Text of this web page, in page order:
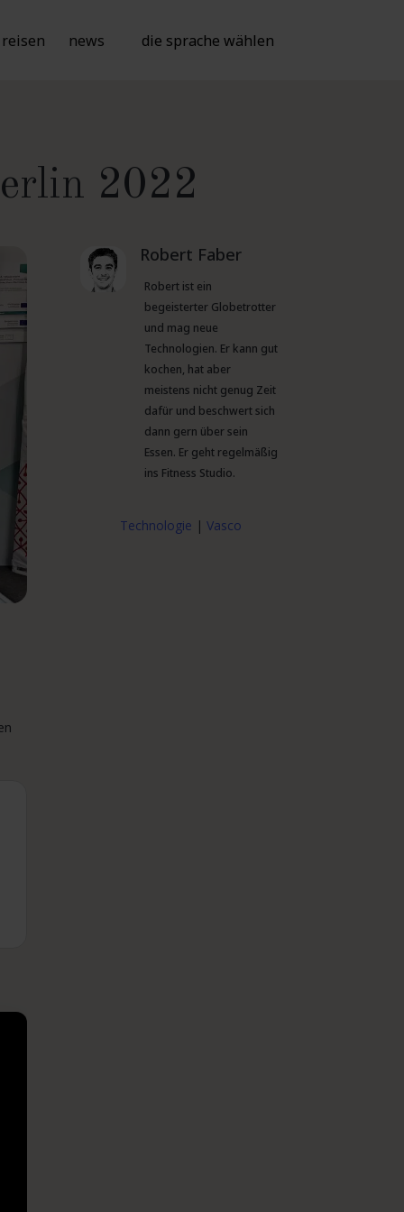
die sprache wählen
reisen news
2022
Robert Faber
Robert ist ein
begeisterter Globetrotter
und mag neue
Technologien. Er kann gut
kochen, hat aber
meistens nicht genug Zeit
dafür und beschwert sich
dann gern über sein
Essen. Er geht regelmäßig
ins Fitness Studio.
Technologie |Vasco